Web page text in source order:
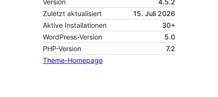
Version
4.5.2
Zuletzt aktualisiert
15. Juli 2026
Aktive Installationen
30+
WordPress-Version
5.0
PHP-Version
7.2
Theme-Homepage